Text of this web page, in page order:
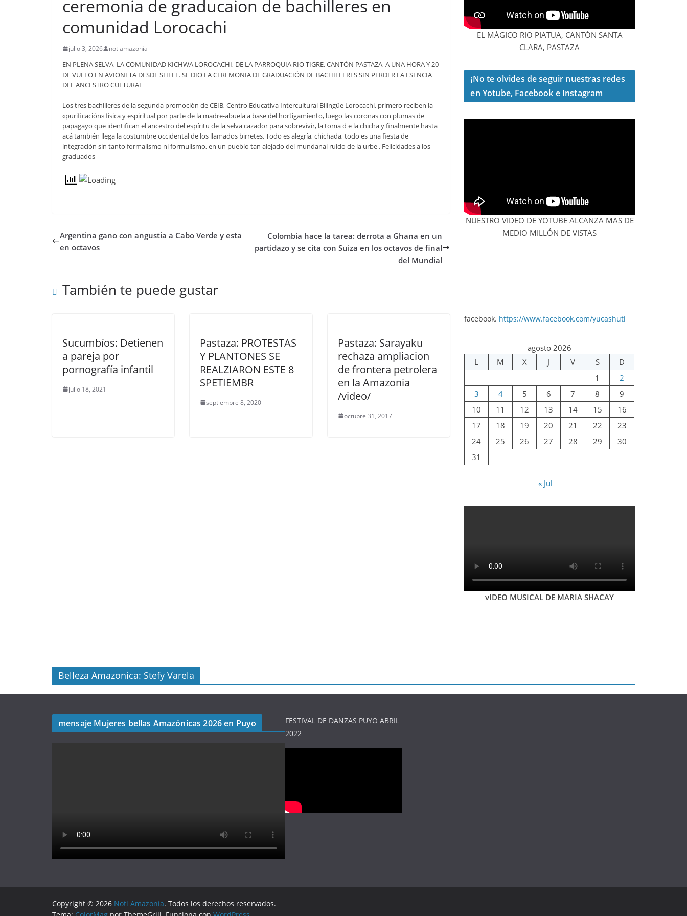
ceremonia de graducaion de bachilleres en
comunidad Lorocachi
julio 3, 2026 notiamazonia
EN PLENA SELVA, LA COMUNIDAD KICHWA LOROCACHI, DE LA PARROQUIA RIO TIGRE, CANTÓN PASTAZA, A UNA HORA Y 20
DE VUELO EN AVIONETA DESDE SHELL. SE DIO LA CEREMONIA DE GRADUACIÓN DE BACHILLERES SIN PERDER LA ESENCIA
DEL ANCESTRO CULTURAL
Los tres bachilleres de la segunda promoción de CEIB, Centro Educativa Intercultural Bilingüe Lorocachi, primero reciben la
«purificación» física y espiritual por parte de la madre-abuela a base del hortigamiento, luego las coronas con plumas de
papagayo que identifican el ancestro del espíritu de la selva cazador para sobrevivir, la toma d e la chicha y finalmente hasta
acá también llega la costumbre occidental de los llamados birretes. Todo es alegría, chichada, todo es una fiesta de
integración sin tanto formalismo ni formulismo, en un pueblo tan alejado del mundanal ruido de la urbe . Felicidades a los
graduados
Argentina gano con angustia a Cabo Verde y esta
en octavos
Colombia hace la tarea: derrota a Ghana en un
partidazo y se cita con Suiza en los octavos de final
del Mundial
También te puede gustar
Sucumbíos: Detienen
a pareja por
pornografía infantil
julio 18, 2021
Pastaza: PROTESTAS
Y PLANTONES SE
REALZIARON ESTE 8
SPETIEMBR
septiembre 8, 2020
Pastaza: Sarayaku
rechaza ampliacion
de frontera petrolera
en la Amazonia
/video/
octubre 31, 2017
EL MÁGICO RIO PIATUA, CANTÓN SANTA
CLARA, PASTAZA
¡No te olvides de seguir nuestras redes
en Yotube, Facebook e Instagram
NUESTRO VIDEO DE YOTUBE ALCANZA MAS DE
MEDIO MILLÓN DE VISTAS
facebook. https://www.facebook.com/yucashuti
agosto 2026
L
M X J V S
D
1
2
3
4 5 6 7 8
9
10
11 12 13 14 15
16
17
18 19 20 21 22
23
24
25 26 27 28 29
30
31
« Jul
vIDEO MUSICAL DE MARIA SHACAY
Belleza Amazonica: Stefy Varela
mensaje Mujeres bellas Amazónicas 2026 en Puyo
FESTIVAL DE DANZAS PUYO ABRIL
2022
Copyright © 2026 Noti Amazonía. Todos los derechos reservados.